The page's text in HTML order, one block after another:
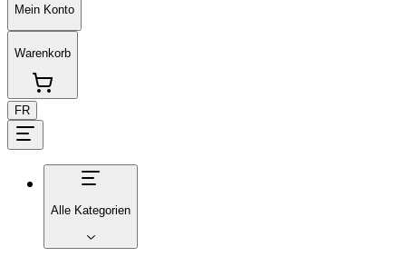
Mein Konto
Warenkorb
FR
Alle Kategorien